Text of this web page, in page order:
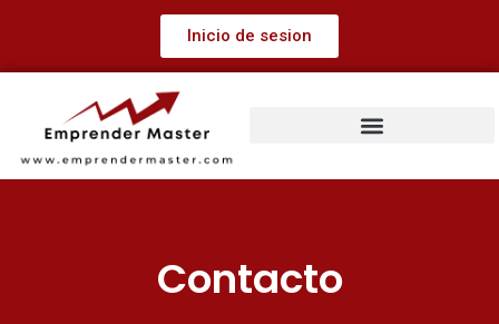
Inicio de sesion
Contacto